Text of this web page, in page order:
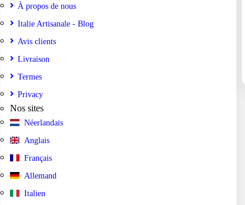
À propos de nous
Italie Artisanale - Blog
Avis clients
Livraison
Termes
Privacy
Nos sites
Néerlandais
Anglais
Français
Allemand
Italien